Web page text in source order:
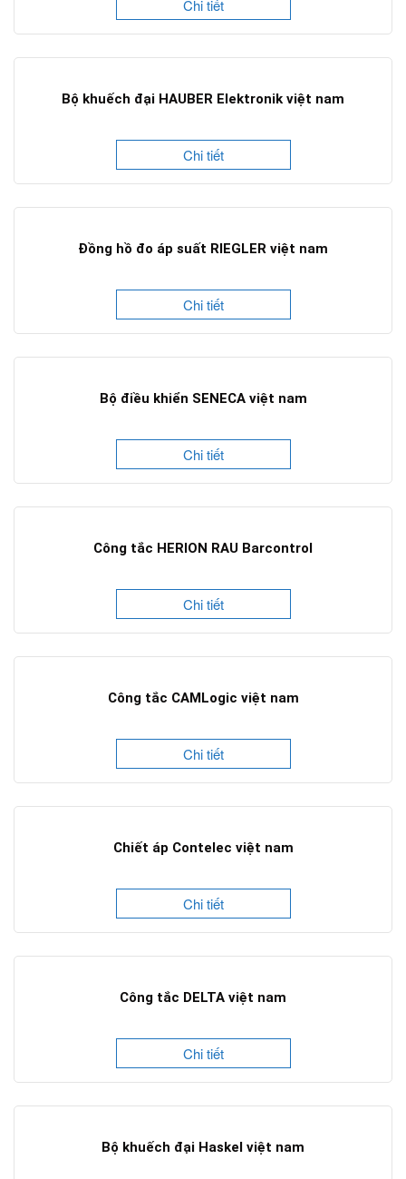
Chi tiết
Bộ khuếch đại HAUBER Elektronik việt nam
Chi tiết
Đồng hồ đo áp suất RIEGLER việt nam
Chi tiết
Bộ điều khiển SENECA việt nam
Chi tiết
Công tắc HERION RAU Barcontrol
Chi tiết
Công tắc CAMLogic việt nam
Chi tiết
Chiết áp Contelec việt nam
Chi tiết
Công tắc DELTA việt nam
Chi tiết
Bộ khuếch đại Haskel việt nam